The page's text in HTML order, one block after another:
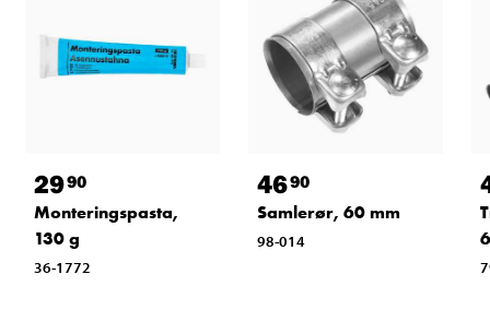
2990
Monteringspasta,
130 g
36-1772
4690
Samlerør, 60 mm
98-014